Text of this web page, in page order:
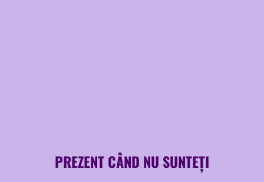
PREZENT CÂND NU SUNTEȚI